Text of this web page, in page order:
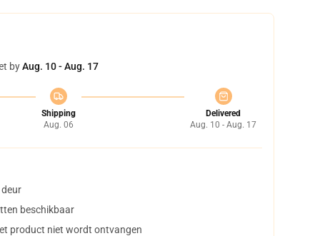
byAug. 10 - Aug. 17
Shipping
Aug. 06
Delivered
Aug. 10 - Aug. 17
beschikbaar
product niet wordt ontvangen